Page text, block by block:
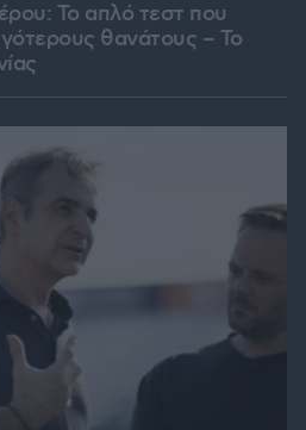
Το απλό τεστ που
θανάτους – Το